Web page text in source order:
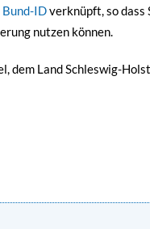
Bund-IDverknüpft, so
nutzen können.
dem Land Schleswig-